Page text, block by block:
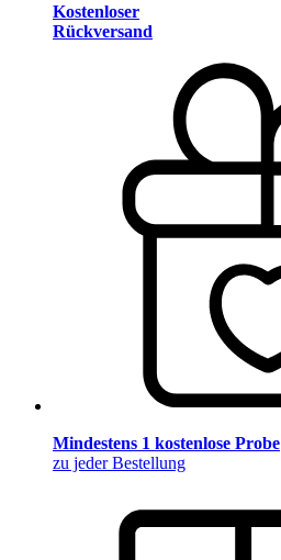
Kostenloser
Rückversand
Mindestens 1 kostenlose Probe
zu jeder Bestellung